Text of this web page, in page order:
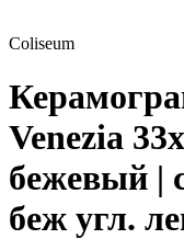
Coliseum
Venezia
бежевый |
беж угл.